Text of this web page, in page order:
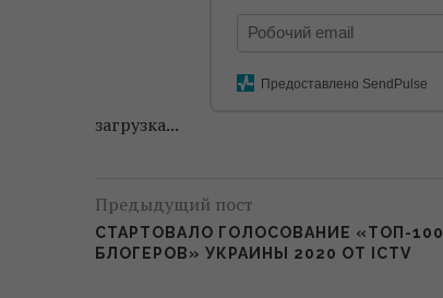
Предоставлено SendPulse
загрузка...
Предыдущий пост
СТАРТОВАЛО ГОЛОСОВАНИЕ «ТОП-100
БЛОГЕРОВ» УКРАИНЫ 2020 ОТ ICTV